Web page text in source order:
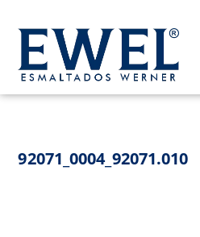
content
92071_0004_92071.010